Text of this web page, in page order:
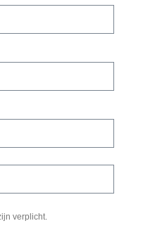
verplicht.